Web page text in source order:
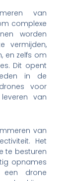
van
complexe
worden
vermijden,
en zelfs om
Dit opent
in de
voor
van
van
Het
te besturen
opnames
een drone